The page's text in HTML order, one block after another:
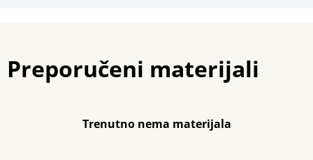
Preporučeni materijali
Trenutno nema materijala